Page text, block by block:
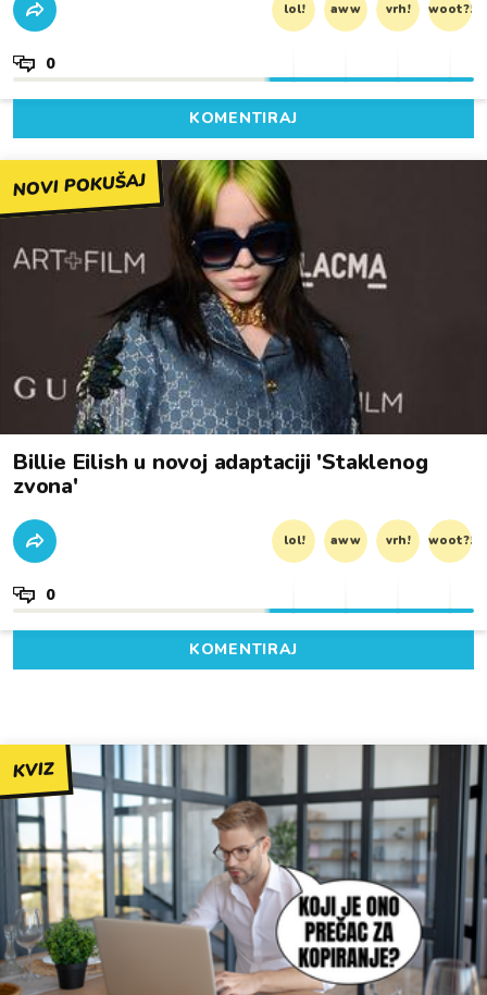
lol! aww vrh! woot?!
0
KOMENTIRAJ
NOVI POKUŠAJ
Billie Eilish u novoj adaptaciji 'Staklenog
zvona'
lol! aww vrh! woot?!
0
KOMENTIRAJ
KVIZ